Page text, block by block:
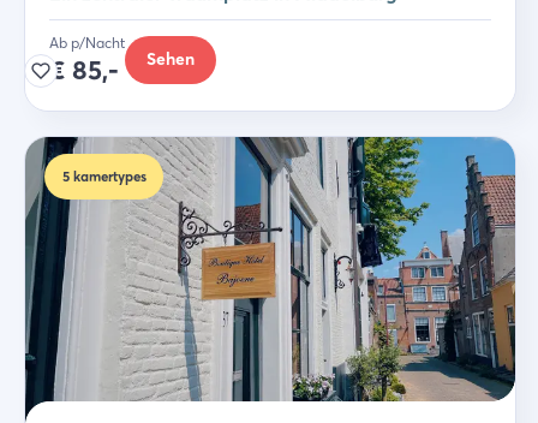
Ab p/Nacht
€ 85,- Sehen
5 kamertypes